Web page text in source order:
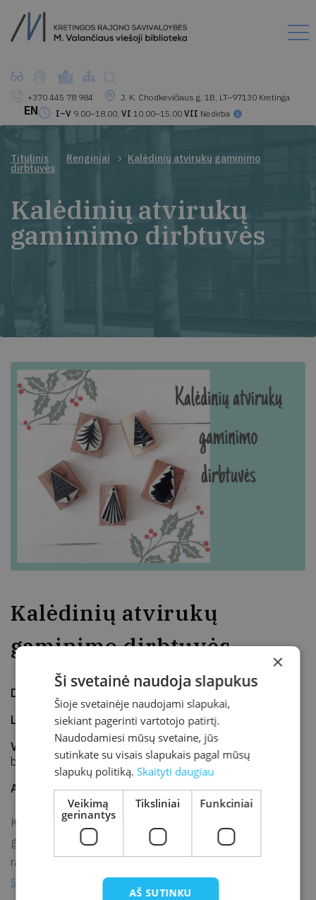
+370 445 78 984
J. K. Chodkevičiaus g. 1B, LT–97130 Kretinga
I–V 9.00–18.00, VI 10.00–15.00 VII Nedirba
EN
Titulinis Renginiai Kalėdinių atvirukų gaminimo
dirbtuvės
Kalėdinių atvirukų
gaminimo dirbtuvės
Kalėdinių atvirukų
gaminimo dirbtuvės
Data
Laikas
16.00–17.30
Vieta
Kretingos rajono savivaldybės M. Valančiaus viešoji
biblioteka, Vaikų edukacijos erdvė
AdresasJ. K. Chodkevičiaus g. 1B, Kretinga
Kviečiame mažuosius ir jų tėvelius į Kalėdinių atvirukų
gaminimo dirbtuvėles. Atvirukus gaminsime pasitelkę lino
raižinių techniką. Renginys nemokamas, registracija
simona.gagilaite@kretvb.lt.
×
Ši svetainė naudoja slapukus
Šioje svetainėje naudojami slapukai,
siekiant pagerinti vartotojo patirtį.
Naudodamiesi mūsų svetaine, jūs
sutinkate su visais slapukais pagal mūsų
slapukų politiką.Skaityti daugiau
Veikimą
gerinantys
Tiksliniai Funkciniai
AŠ SUTINKU